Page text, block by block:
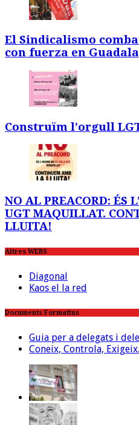
El Sindicalismo
con fuerza en
Construïm l’orgull
NO AL PREACORD: ÉS
UGT MAQUILLAT.
LLUITA!
Altres WEBS
Diagonal
Kaos el la red
Documents Formatius
Guia per a delegats i
Coneix, Controla, Exigeix.